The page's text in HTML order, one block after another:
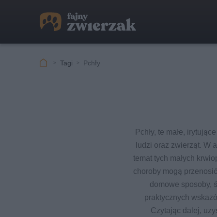
Tagi Pchły
Pchły, te małe,
ludzi oraz zwierząt. W
temat tych małych
choroby mogą
domowe sposoby,
praktycznych
Czytając dalej,